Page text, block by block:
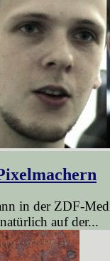
in der ZDF-
auf der...